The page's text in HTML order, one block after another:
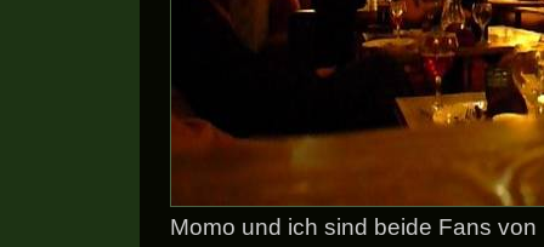
Momo und ich sind beide Fans